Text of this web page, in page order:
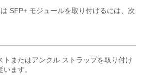
SFP+ モジュールを取り付けるには、次
トまたはアンクル ストラップを取り付け
ます。